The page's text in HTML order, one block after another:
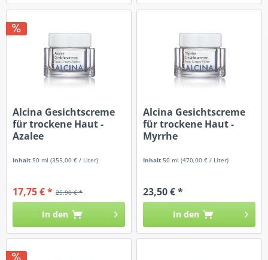
Alcina Gesichtscreme
für trockene Haut -
Azalee
Inhalt50 ml(355,00 € / Liter)
25,90 € *
17,75 € *
In den
Alcina Gesichtscreme
für trockene Haut -
Myrrhe
Inhalt50 ml(470,00 € / Liter)
23,50 € *
In den